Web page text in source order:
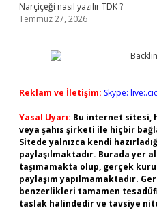
Narçiçeği nasıl yazılır TDK ?
Temmuz 27, 2026
Reklam ve İletişim: Skype:
Yasal Uyarı: Bu internet sitesi,
veya şahıs şirketi ile hiçbir
Sitede yalnızca kendi
paylaşılmaktadır. Burada yer
taşımamakta olup, gerçek
paylaşım yapılmamaktadır.
benzerlikleri tamamen
taslak halindedir ve tavsiye